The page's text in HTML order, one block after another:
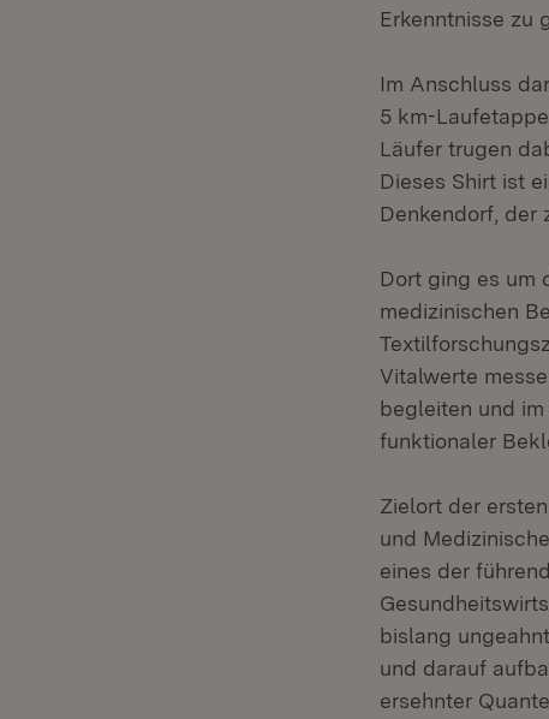
Erkenntnisse zu
Im Anschluss
5 km-
Läufer trugen
Dieses Shirt ist
Denkendorf, der
Dort ging es um
medizinischen
Vitalwerte
begleiten und
funktionaler
Zielort der
und
eines der
bislang
und darauf
ersehnter